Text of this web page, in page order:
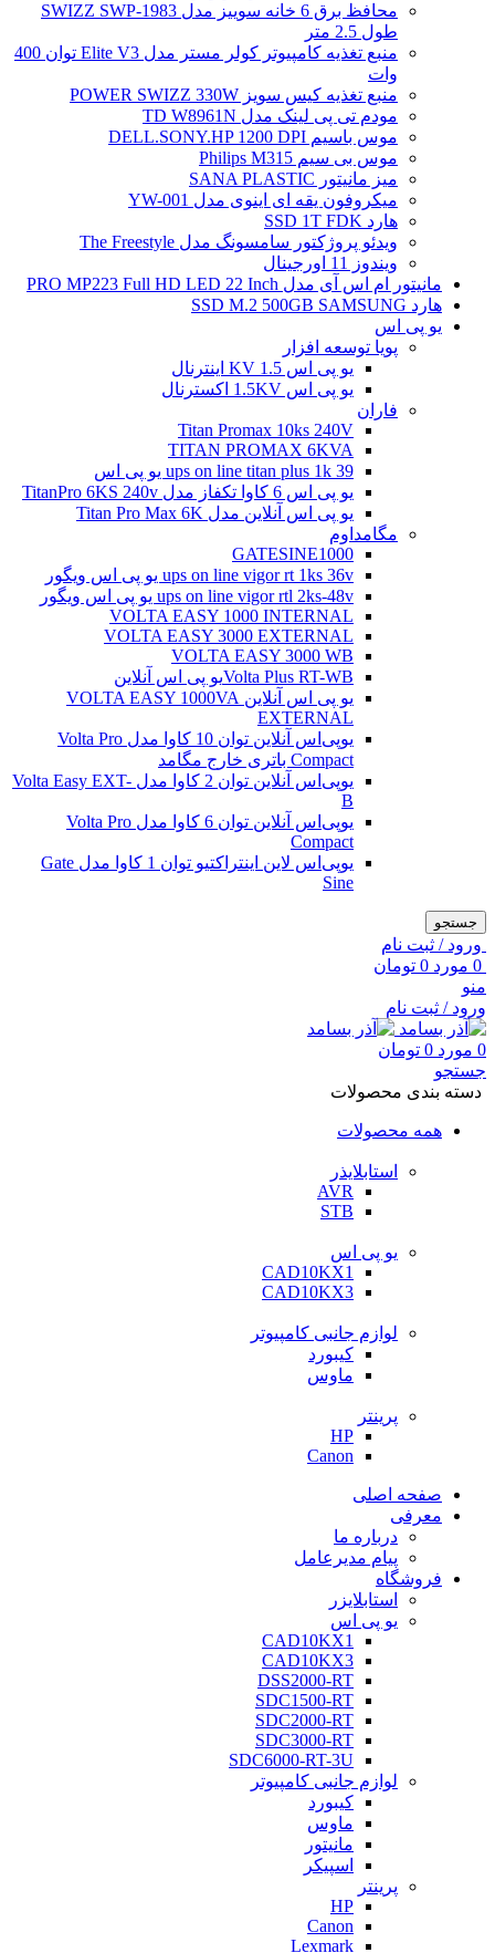
محافظ برق 6 خانه سوییز مدل SWIZZ SWP-1983
طول 2.5 متر
منبع تغذیه کامپیوتر کولر مستر مدل Elite V3 توان 400
وات
منبع تغذیه کیس سویز POWER SWIZZ 330W
مودم تی پی لینک مدل TD W8961N
موس باسیم DELL.SONY.HP 1200 DPI
موس بی سیم Philips M315
میز مانیتور SANA PLASTIC
میکروفون یقه ای اینوی مدل YW-001
هارد SSD 1T FDK
ویدئو پروژکتور سامسونگ مدل The Freestyle
ویندوز 11 اورجینال
مانیتور ام اس آی مدل PRO MP223 Full HD LED 22 Inch
هارد SSD M.2 500GB SAMSUNG
یو پی اس
پویا توسعه افزار
یو پی اس 1.5 KV اینترنال
یو پی اس 1.5KV اکسترنال
فاران
Titan Promax 10ks 240V
TITAN PROMAX 6KVA
ups on line titan plus 1k 39 یو پی اس
یو پی اس 6 کاوا تکفاز مدل TitanPro 6KS 240v
یو پی اس آنلاین مدل Titan Pro Max 6K
مگامداوم
GATESINE1000
ups on line vigor rt 1ks 36v یو پی اس ویگور
ups on line vigor rtl 2ks-48v یو پی اس ویگور
VOLTA EASY 1000 INTERNAL
VOLTA EASY 3000 EXTERNAL
VOLTA EASY 3000 WB
Volta Plus RT-WBیو پی اس آنلاین
یو پی اس آنلاین VOLTA EASY 1000VA
EXTERNAL
یو‌پی‌اس آنلاین توان 10 کاوا مدل Volta Pro
Compact باتری خارج مگامد
یو‌پی‌اس آنلاین توان 2 کاوا مدل Volta Easy EXT-
B
یو‌پی‌اس آنلاین توان 6 کاوا مدل Volta Pro
Compact
یو‌پی‌اس لاین اینتراکتیو توان 1 کاوا مدل Gate
Sine
جستجو
ورود / ثبت نام
0 مورد 0 تومان
منو
ورود / ثبت نام
0 مورد 0 تومان
جستجو
دسته بندی محصولات
همه محصولات
استابلایذر
AVR
STB
یو پی اس
CAD10KX1
CAD10KX3
لوازم جانبی کامپیوتر
کیبورد
ماوس
پرینتر
HP
Canon
صفحه اصلی
معرفی
درباره ما
پیام مدیرعامل
فروشگاه
استابلایزر
یو پی اس
CAD10KX1
CAD10KX3
DSS2000-RT
SDC1500-RT
SDC2000-RT
SDC3000-RT
SDC6000-RT-3U
لوازم جانبی کامپیوتر
کیبورد
ماوس
مانیتور
اسپیکر
پرینتر
HP
Canon
Lexmark